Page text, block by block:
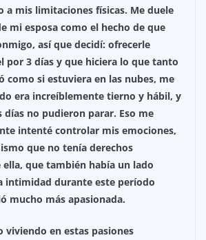
a mis limitaciones físicas. Me duele
mi esposa como el hecho de que
así que decidí: ofrecerle
por 3 días y que hiciera lo que tanto
como si estuviera en las nubes, me
era increíblemente tierno y hábil, y
no pudieron parar. Eso me
intenté controlar mis emociones,
que no tenía derechos
ella, que también había un lado
intimidad durante este período
mucho más apasionada.
viviendo en estas pasiones